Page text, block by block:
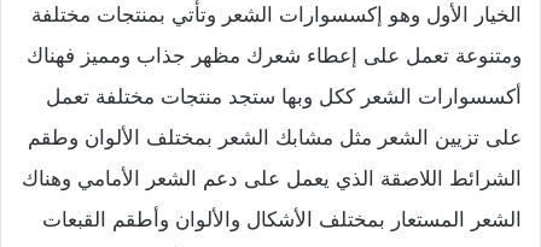
الخيار الأول وهو إكسسوارات الشعر وتأتي بمنتجات مختلفة
ومتنوعة تعمل على إعطاء شعرك مظهر جذاب ومميز فهناك
أكسسوارات الشعر ككل وبها ستجد منتجات مختلفة تعمل
على تزيين الشعر مثل مشابك الشعر بمختلف الألوان وطقم
الشرائط اللاصقة الذي يعمل على دعم الشعر الأمامي وهناك
الشعر المستعار بمختلف الأشكال والألوان وأطقم القبعات